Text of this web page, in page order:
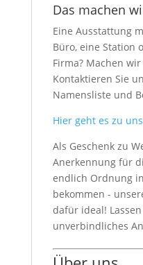
Das machen
Eine Ausstattung
Büro, eine Station
Firma? Machen
Kontaktieren Sie
Namensliste und
Hier geht es zu
Als Geschenk zu
Anerkennung für
endlich Ordnung
bekommen -
dafür ideal!
unverbindliches